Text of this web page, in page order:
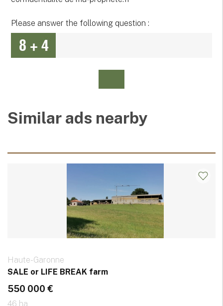
Please answer the following question :
Similar ads nearby
Haute-Garonne
SALE or LIFE BREAK farm
550 000 €
46 ha